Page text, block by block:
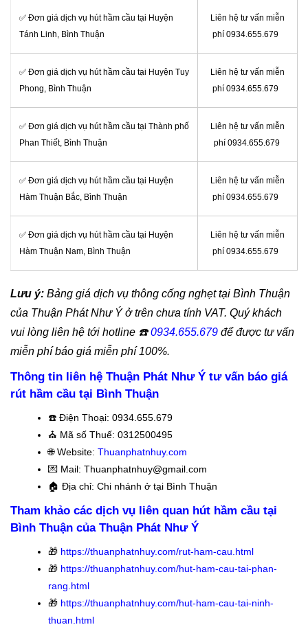
✅ Đơn giá dịch vụ hút hầm cầu tại Huyện
Tánh Linh, Bình Thuận
Liên hệ tư vấn miễn
phí 0934.655.679
✅ Đơn giá dịch vụ hút hầm cầu tại Huyện Tuy
Phong, Bình Thuận
Liên hệ tư vấn miễn
phí 0934.655.679
✅ Đơn giá dịch vụ hút hầm cầu tại Thành phố
Phan Thiết, Bình Thuận
Liên hệ tư vấn miễn
phí 0934.655.679
✅ Đơn giá dịch vụ hút hầm cầu tại Huyện
Hàm Thuận Bắc, Bình Thuận
Liên hệ tư vấn miễn
phí 0934.655.679
✅ Đơn giá dịch vụ hút hầm cầu tại Huyện
Hàm Thuận Nam, Bình Thuận
Liên hệ tư vấn miễn
phí 0934.655.679
Lưu ý: Bảng giá dịch vụ thông cống nghẹt tại Bình Thuận
của Thuận Phát Như Ý ở trên chưa tính VAT. Quý khách
vui lòng liên hệ tới hotline ☎️0934.655.679 để được tư vấn
miễn phí báo giá miễn phí 100%.
Thông tin liên hệ Thuận Phát Như Ý tư vấn báo giá
rút hầm cầu tại Bình Thuận
☎️ Điện Thoại: 0934.655.679
⛪️ Mã số Thuế: 0312500495
🌐 Website: Thuanphatnhuy.com
💌 Mail: Thuanphatnhuy@gmail.com
🏠 Địa chỉ: Chi nhánh ở tại Bình Thuận
Tham khảo các dịch vụ liên quan hút hầm cầu tại
Bình Thuận của Thuận Phát Như Ý
🎁 https://thuanphatnhuy.com/rut-ham-cau.html
🎁 https://thuanphatnhuy.com/hut-ham-cau-tai-phan-
rang.html
🎁 https://thuanphatnhuy.com/hut-ham-cau-tai-ninh-
thuan.html